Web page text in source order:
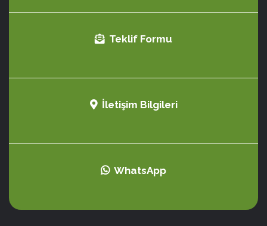
Teklif Formu
İletişim Bilgileri
WhatsApp